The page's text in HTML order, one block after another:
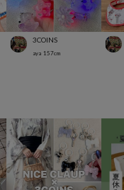
3COINS
aya 157cm